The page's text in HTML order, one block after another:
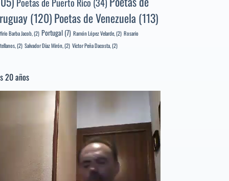
(120)Poetas de Venezuela (113)
Barba Jacob,(2) Portugal (7) Ramón López Velarde,(2) Rosario
(2) Salvador Díaz Mirón,(2) Víctor Peña Dacosta,(2)
20 años